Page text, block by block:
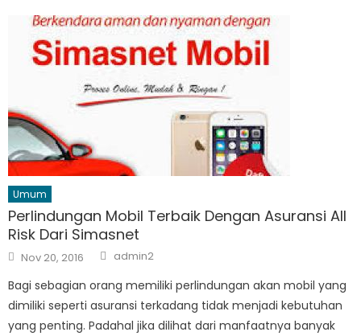
Umum
Perlindungan Mobil Terbaik Dengan Asuransi All
Risk Dari Simasnet
Posted
on
Nov 20, 2016 Author
admin2
Bagi sebagian orang memiliki perlindungan akan mobil yang
dimiliki seperti asuransi terkadang tidak menjadi kebutuhan
yang penting. Padahal jika dilihat dari manfaatnya banyak